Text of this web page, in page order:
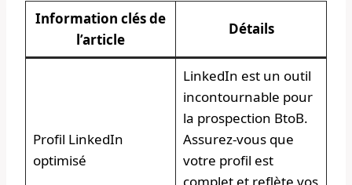
Information clés de
l’article
Détails
Profil LinkedIn
optimisé
LinkedIn est un outil
incontournable pour
la prospection BtoB.
Assurez-vous que
votre profil est